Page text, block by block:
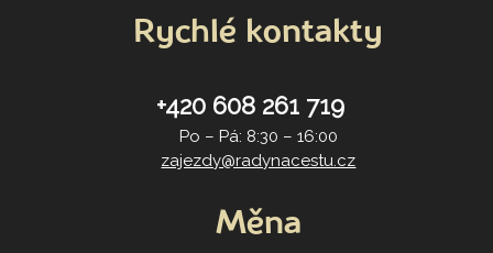
Rychlé kontakty
+420 608 261 719
Po – Pá: 8:30 – 16:00
zajezdy@radynacestu.cz
Měna